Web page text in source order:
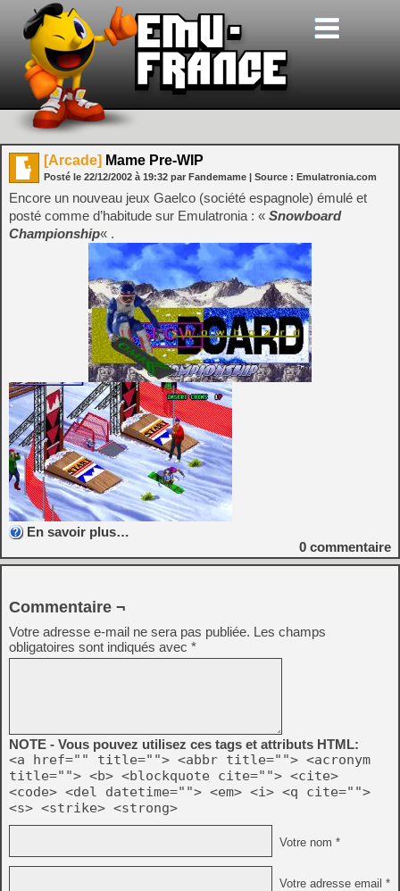
[Arcade] Mame Pre-WIP
Posté le 22/12/2002 à 19:32 par Fandemame | Source : Emulatronia.com
Encore un nouveau jeux Gaelco (société espagnole) émulé et
posté comme d’habitude sur Emulatronia : « Snowboard
Championship« .
En savoir plus…
0 commentaire
Commentaire ¬
Votre adresse e-mail ne sera pas publiée. Les champs
obligatoires sont indiqués avec *
NOTE - Vous pouvez utilisez ces tags et attributs HTML:
<a href="" title=""> <abbr title=""> <acronym
title=""> <b> <blockquote cite=""> <cite>
<code> <del datetime=""> <em> <i> <q cite="">
<s> <strike> <strong>
Votre nom *
Votre adresse email *